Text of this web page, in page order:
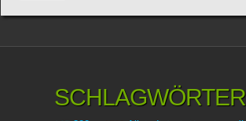
SCHLAGWÖRTER